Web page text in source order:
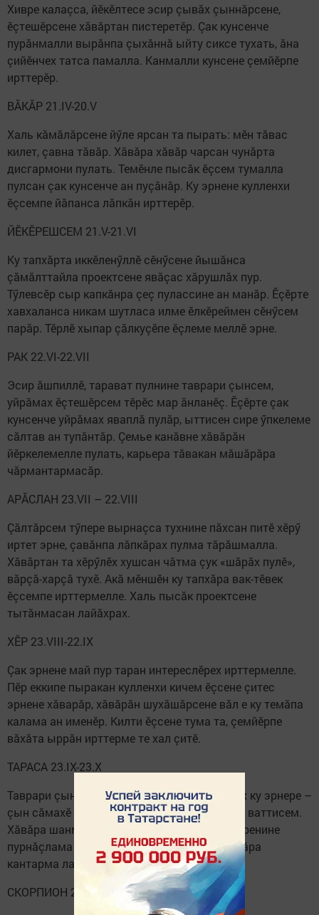
Хивре калаçса, йӗкӗлтесе эсир çывăх çыннăрсене,
ӗçтешӗрсене хăвăртан пистеретӗр. Çак кунсенче
пурăнмалли вырăнпа çыхăннă ыйту сиксе тухать, ăна
çийӗнчех татса памалла. Канмалли кунсене çемйӗрпе
ирттерӗр.
ВĂКĂР 21.IV-20.V
Халь кăмăлăрсене йӳле ярсан та пырать: мӗн тăвас
килет, çавна тăвăр. Хăвăра хăвăр чарсан чунăрта
дисгармони пулать. Темӗнле пысăк ӗçсем тумалла
пулсан çак кунсенче ан пуçăнăр. Ку эрнене кулленхи
ӗçсемпе йăпанса лăпкăн ирттерӗр.
ЙӖКӖРЕШСЕМ 21.V-21.VI
Ку тапхăрта иккӗленӳллӗ сӗнӳсене йышăнса
çăмăлттайла проектсене явăçас хăрушлăх пур.
Тӳлевсӗр сыр капкăнра çеç пулассине ан манăр. Ӗçӗрте
хавхаланса никам шутласа илме ӗлкӗреймен сӗнӳсем
парăр. Тӗрлӗ хыпар çăлкуçӗпе ӗçлеме меллӗ эрне.
РАК 22.VI-22.VII
Эсир ăшпиллӗ, тарават пулнине таврари çынсем,
уйрăмах ӗçтешӗрсем тӗрӗс мар ăнланӗç. Ӗçӗрте çак
кунсенче уйрăмах яваплă пулăр, ыттисен сире ӳпкелеме
сăлтав ан тупăнтăр. Çемье канăвне хăвăрăн
йӗркелемелле пулать, карьера тăвакан мăшăрăра
чăрмантармасăр.
АРĂСЛАН 23.VII – 22.VIII
Çăлтăрсем тӳпере вырнаçса тухнине пăхсан питӗ хӗрӳ
иртет эрне, çавăнпа лăпкăрах пулма тăрăшмалла.
Хăвăртан та хӗрӳлӗх хушсан чăтма çук «шăрăх пулӗ»,
вăрçă-харçă тухӗ. Акă мӗншӗн ку тапхăра вак-тӗвек
ӗçсемпе ирттермелле. Халь пысăк проектсене
тытăнмасан лайăхрах.
ХӖР 23.VIII-22.IX
Çак эрнене май пур таран интереслӗрех ирттермелле.
Пӗр еккипе пыракан кулленхи кичем ӗçсене çитес
эрнене хăварăр, хăвăрăн шухăшăрсене вăл е ку темăпа
калама ан именӗр. Килти ӗçсене тума та, çемйӗрпе
вăхăта ыррăн ирттерме те хал çитӗ.
ТАРАСА 23.IX-23.X
Таврари çынсен канашӗсене итлени кăлăхах ку эрнере –
çын сăмахӗ хыççăн кайса шыва сикӗн, тенӗ ваттисем.
Хăвăра шанмалла, тахçантанпа шутласа çӳренине
пурнăçлама ăнăçлă вăхăт ку тапхăр. Кăмăлăра
кантарма лавккасене тухса кӗрӗр.
СКОРПИОН 24.X-22.XI